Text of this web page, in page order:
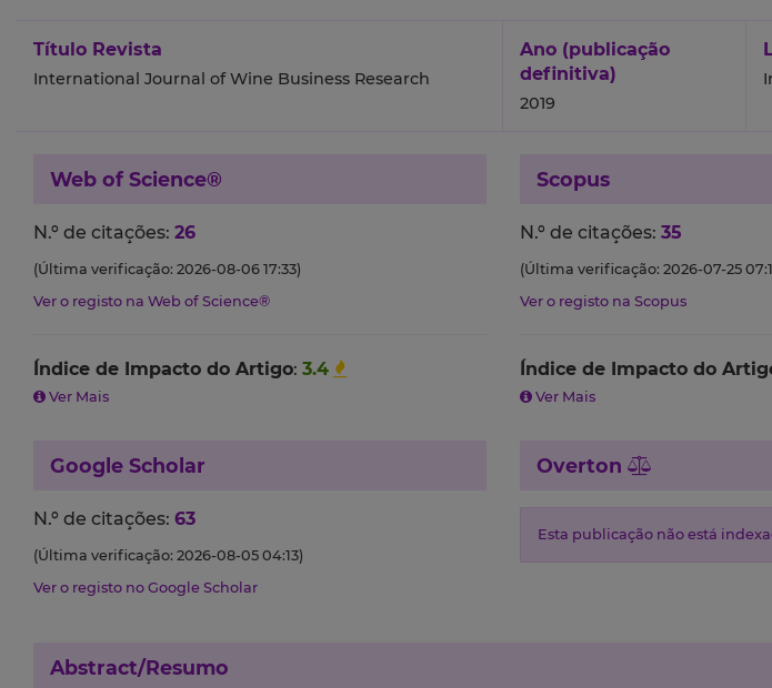
Título Revista
International Journal of Wine Business Research
Ano (publicação
definitiva)
2019
Web of Science®
N.º de citações: 26
(Última verificação: 2026-08-06 17:33)
Ver o registo na Web of Science®
Índice de Impacto do Artigo: 3.4
Ver Mais
Scopus
N.º de citações: 35
(Última verificação: 2026-07-25
Ver o registo na Scopus
Índice de Impacto do
Ver Mais
Google Scholar
N.º de citações: 63
(Última verificação: 2026-08-05 04:13)
Ver o registo no Google Scholar
Overton
Esta publicação não está
Abstract/Resumo